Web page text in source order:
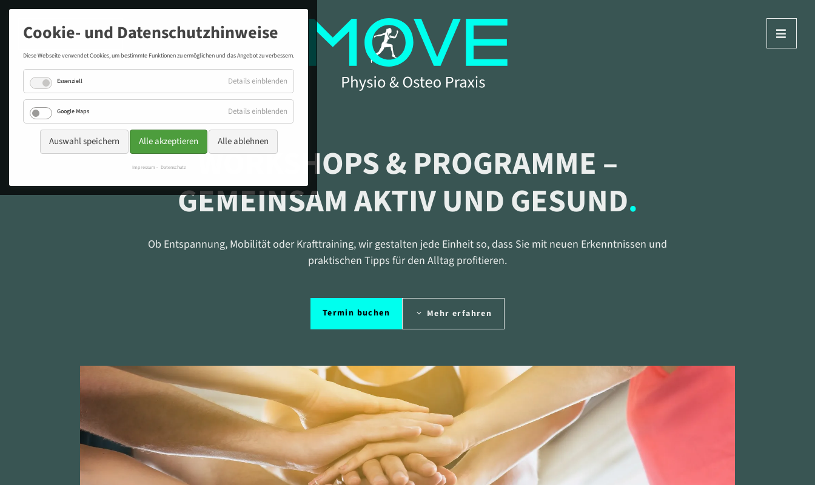
Termin buchen
WORKSHOPS & PROGRAMME –
GEMEINSAM AKTIV UND GESUND
Ob Entspannung, Mobilität oder Krafttraining, wir gestalten jede Einheit so, dass Sie mit neuen Erkenntnissen und
praktischen Tipps für den Alltag profitieren.
Termin buchen Mehr erfahren
Cookie- und Datenschutzhinweise
Diese Webseite verwendet Cookies, um bestimmte Funktionen zu ermöglichen und das Angebot zu verbessern.
Essenziell Details einblenden
Google Maps Details einblenden
Auswahl speichern Alle akzeptieren Alle ablehnen
Impressum Datenschutz